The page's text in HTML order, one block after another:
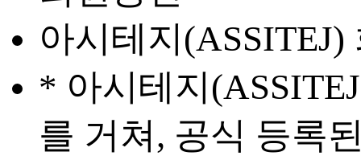
아시테지
* 아시테지
를 거쳐, 공식 등록